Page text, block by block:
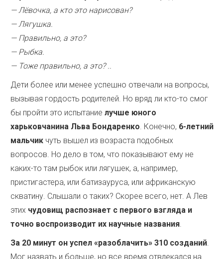
— Лёвочка, а кто это нарисован?
— Лягушка.
— Правильно, а это?
— Рыбка.
— Тоже правильно, а это? ..
Дети более или менее успешно отвечали на вопросы,
вызывая гордость родителей. Но вряд ли кто-то смог
бы пройти это испытание лучше юного
харьковчанина Льва Бондаренко. Конечно, 6-летний
мальчикчуть вышел из возраста подобных
вопросов. Но дело в том, что показывают ему не
каких-то там рыбок или лягушек, а, например,
пристигастера, или батизауруса, или африканскую
скватину. Слышали о таких? Скорее всего, нет. А Лев
этих чудовищ распознает с первого взгляда и
точно воспроизводит их научные названия.
За 20 минут он успел «разоблачить» 310 созданий.
Мог назвать и больше, но все время отвлекался на